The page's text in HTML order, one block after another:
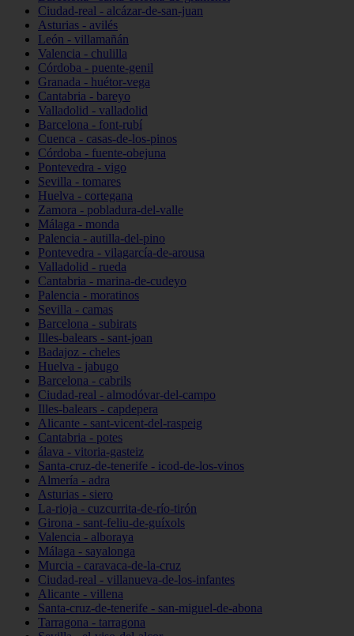
Ciudad-real - alcázar-de-san-juan
Asturias - avilés
León - villamañán
Valencia - chulilla
Córdoba - puente-genil
Granada - huétor-vega
Cantabria - bareyo
Valladolid - valladolid
Barcelona - font-rubí
Cuenca - casas-de-los-pinos
Córdoba - fuente-obejuna
Pontevedra - vigo
Sevilla - tomares
Huelva - cortegana
Zamora - pobladura-del-valle
Málaga - monda
Palencia - autilla-del-pino
Pontevedra - vilagarcía-de-arousa
Valladolid - rueda
Cantabria - marina-de-cudeyo
Palencia - moratinos
Sevilla - camas
Barcelona - subirats
Illes-balears - sant-joan
Badajoz - cheles
Huelva - jabugo
Barcelona - cabrils
Ciudad-real - almodóvar-del-campo
Illes-balears - capdepera
Alicante - sant-vicent-del-raspeig
Cantabria - potes
álava - vitoria-gasteiz
Santa-cruz-de-tenerife - icod-de-los-vinos
Almería - adra
Asturias - siero
La-rioja - cuzcurrita-de-río-tirón
Girona - sant-feliu-de-guíxols
Valencia - alboraya
Málaga - sayalonga
Murcia - caravaca-de-la-cruz
Ciudad-real - villanueva-de-los-infantes
Alicante - villena
Santa-cruz-de-tenerife - san-miguel-de-abona
Tarragona - tarragona